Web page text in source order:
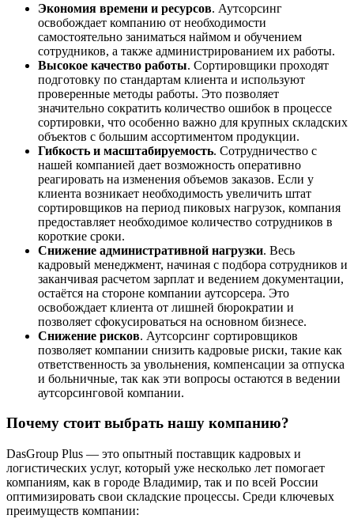
Экономия времени и ресурсов. Аутсорсинг
освобождает компанию от необходимости
самостоятельно заниматься наймом и обучением
сотрудников, а также администрированием их работы.
Высокое качество работы. Сортировщики проходят
подготовку по стандартам клиента и используют
проверенные методы работы. Это позволяет
значительно сократить количество ошибок в процессе
сортировки, что особенно важно для крупных складских
объектов с большим ассортиментом продукции.
Гибкость и масштабируемость. Сотрудничество с
нашей компанией дает возможность оперативно
реагировать на изменения объемов заказов. Если у
клиента возникает необходимость увеличить штат
сортировщиков на период пиковых нагрузок, компания
предоставляет необходимое количество сотрудников в
короткие сроки.
Снижение административной нагрузки. Весь
кадровый менеджмент, начиная с подбора сотрудников и
заканчивая расчетом зарплат и ведением документации,
остаётся на стороне компании аутсорсера. Это
освобождает клиента от лишней бюрократии и
позволяет сфокусироваться на основном бизнесе.
Снижение рисков. Аутсорсинг сортировщиков
позволяет компании снизить кадровые риски, такие как
ответственность за увольнения, компенсации за отпуска
и больничные, так как эти вопросы остаются в ведении
аутсорсинговой компании.
Почему стоит выбрать нашу компанию?
DasGroup Plus — это опытный поставщик кадровых и
логистических услуг, который уже несколько лет помогает
компаниям, как в городе Владимир, так и по всей России
оптимизировать свои складские процессы. Среди ключевых
преимуществ компании: